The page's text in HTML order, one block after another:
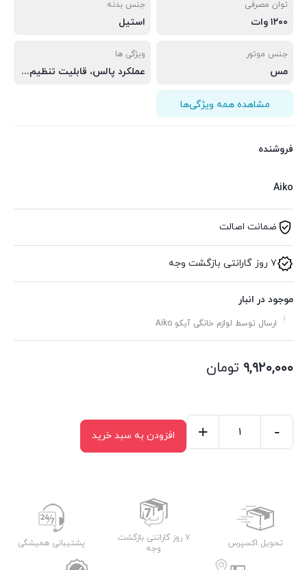
توان مصرفی
۱۲۰۰ وات
جنس بدنه
استیل
جنس موتور
مس
ویژگی ها
عملکرد پالس، قابلیت تنظیم سرعت
مشاهده همه ویژگی‌ها
فروشنده
Aiko
ضمانت اصالت
۷ روز گارانتی بازگشت وجه
موجود در انبار
ارسال توسط لوازم خانگی آیکو Aiko
۹,۹۲۰,۰۰۰ تومان
-
+ افزودن به سبد خرید
تحویل اکسپرس
۷ روز گارانتی بازگشت
وجه
پشتیبانی همیشگی